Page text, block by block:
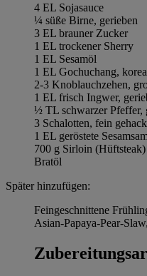
4 EL Sojasauce
¼ süße Birne, gerieben
3 EL brauner Zucker
1 EL trockener Sherry
1 EL Sesamöl
1 EL Gochuchang,
2-3 Knoblauchzehen,
1 EL frisch Ingwer,
½ TL schwarzer Pfeffer,
3 Schalotten, fein
1 EL geröstete
700 g Sirloin
Bratöl
Später hinzufügen:
Feingeschnittene
Asian-Papaya-Pear-